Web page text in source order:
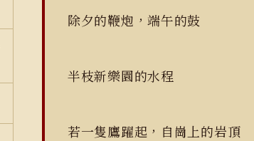
除夕的鞭炮，端午的鼓
半枝新樂園的水程
若一隻鷹躍起，自崗上的岩頂